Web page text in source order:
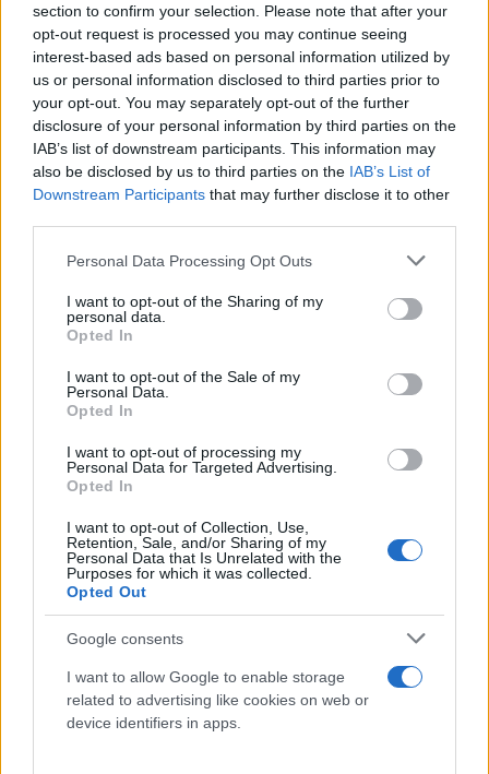
section to confirm your selection. Please note that after your
opt-out request is processed you may continue seeing
interest-based ads based on personal information utilized by
us or personal information disclosed to third parties prior to
your opt-out. You may separately opt-out of the further
disclosure of your personal information by third parties on the
IAB’s list of downstream participants. This information may
also be disclosed by us to third parties on the IAB’s List of
Downstream Participants that may further disclose it to other
Please note that this website/app uses one or more Google
not limited to your visit or usage behaviour. You may click to
grant or deny consent to Google and its third-party tags to
use your data for below specified purposes in below Google
consent section.
Personal Data Processing Opt Outs
I want to opt-out of the Sharing of my
personal data.
Opted In
I want to opt-out of the Sale of my
Personal Data.
Opted In
I want to opt-out of processing my
Personal Data for Targeted Advertising.
Opted In
I want to opt-out of Collection, Use,
Retention, Sale, and/or Sharing of my
Personal Data that Is Unrelated with the
Purposes for which it was collected.
Opted Out
Google consents
I want to allow Google to enable storage
related to advertising like cookies on web or
device identifiers in apps.
Αζάνσα, ενώ έφτασε στο-13 με lay up του
Χάρισον (51-38 24’),αλλά η ομάδα τουΕργκίν
Αταμάνείχε μόνο ανοδική πορεία από εκείνο το
σημείο και έπειτα. Οι παίκτες του Αταμάν με
τρίποντο τουΣλούκαέφτασαν ξανά στο+16 (29’),
ενώ έφτασαν και στο+18 (70-52),13 δευτερόλεπτα
πριν το τέλος του τρίτου δεκαλέπτου.
Kendrick Nunn steal and
pic.twitter.com/fzOeSNWVWr
— Turkish Airlines EuroLeague (@EuroLeague)
Βιλερμπάνδεν μπόρεσε στην τελευταία περίοδο
μέχρι το+24 (83-59 34’),ενώ αυτή ήταν μια
σταθερή διαφορά που κράτησε το «τριφύλλι», με
αυτή να αυξομειώνεται. Πρώτιστος ο
έφτασε την διαφορά στο83-61 αλλά ο
Αντετοκούνμπο με εντυπωσιακό κάρφωμα
έκανε το 85-61για να γράψει τους πρώτους του
πόντους στο ματς. Στα τελευταία δύο λεπτά του
αγώνα έφτασε η διαφορά στο+27με τις εύστοχες
βολές τουΚαλαϊτζάκη1’10’’ πριν το τέλος
Παναθηναϊκόςέφτασε στο